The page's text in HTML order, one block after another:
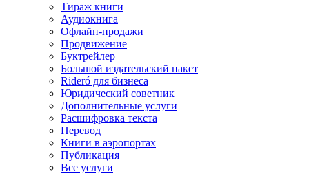
Тираж книги
Аудиокнига
Офлайн-продажи
Продвижение
Буктрейлер
Большой издательский пакет
Rideró для бизнеса
Юридический советник
Дополнительные услуги
Расшифровка текста
Перевод
Книги в аэропортах
Публикация
Все услуги